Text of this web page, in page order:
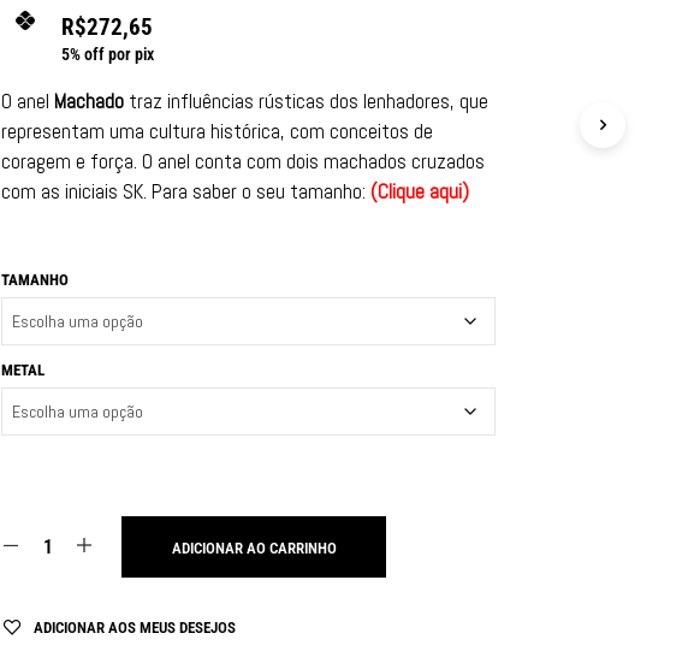
R$272,65
5% off por pix
O anelMachado traz influências rústicas dos lenhadores, que
representam uma cultura histórica, com conceitos de
coragem e força. O anel conta com dois machados cruzados
com as iniciais SK. Para saber o seu tamanho: (Clique aqui)
TAMANHO
METAL
ADICIONAR AO CARRINHO
ADICIONAR AOS MEUS DESEJOS